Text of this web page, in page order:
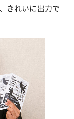
きれいに出力で